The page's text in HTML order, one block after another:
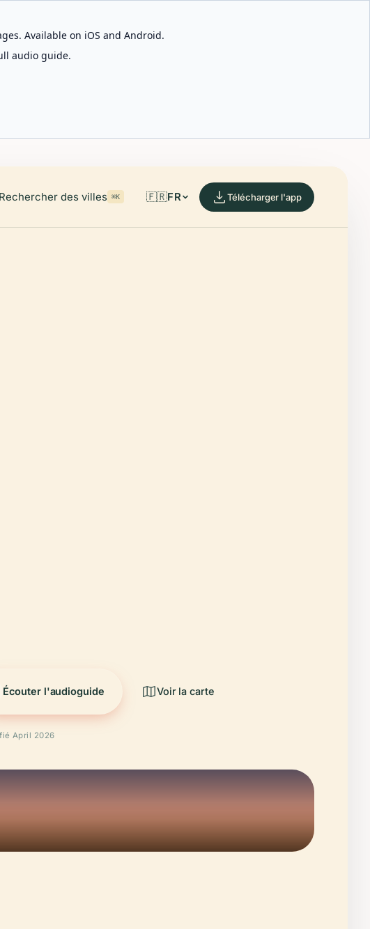
Available on iOS and Android.
audio guide.
Rechercher des villes ⌘K 🇫🇷FR Télécharger l'app
Écouter l'audioguide Voir la carte
April 2026